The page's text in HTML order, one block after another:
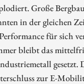
Große
in der gleichen
für sich
bleibt das
gesetzt.
zur E-